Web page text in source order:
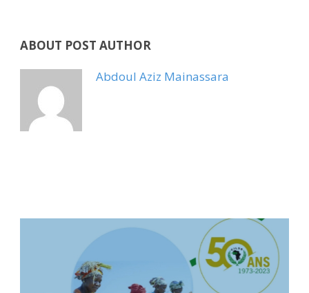
ABOUT POST AUTHOR
Abdoul Aziz Mainassara